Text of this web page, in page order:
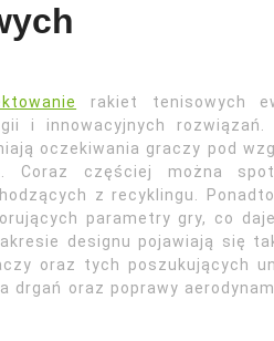
rakiet tenisowych
i innowacyjnych
oczekiwania graczy pod
Coraz częściej można
z recyklingu.
parametry gry, co
designu pojawiają się
oraz tych poszukujących
drgań oraz poprawy